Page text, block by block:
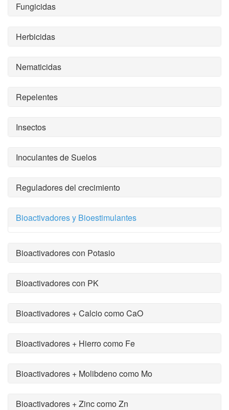
Fungicidas
Herbicidas
Nematicidas
Repelentes
Insectos
Inoculantes de Suelos
Reguladores del crecimiento
Bioactivadores y Bioestimulantes
Bioactivadores con Potasio
Bioactivadores con PK
Bioactivadores + Calcio como CaO
Bioactivadores + Hierro como Fe
Bioactivadores + Molibdeno como Mo
Bioactivadores + Zinc como Zn